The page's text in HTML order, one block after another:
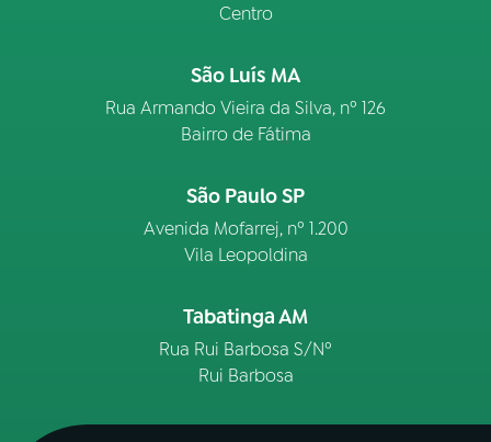
Centro
São Luís MA
Rua Armando Vieira da Silva, nº 126
Bairro de Fátima
São Paulo SP
Avenida Mofarrej, nº 1.200
Vila Leopoldina
Tabatinga AM
Rua Rui Barbosa S/Nº
Rui Barbosa